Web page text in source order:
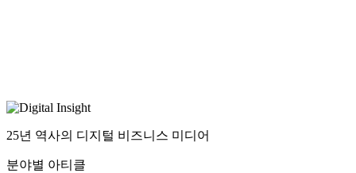
25년 역사의 디지털 비즈니스 미디어
분야별 아티클